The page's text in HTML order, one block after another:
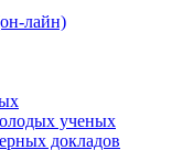
лайн)
ученых
докладов